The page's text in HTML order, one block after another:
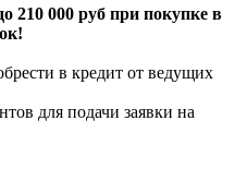
210 000 руб при покупке в
в кредит от ведущих
для подачи заявки на